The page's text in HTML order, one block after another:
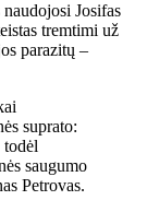
Josifas
tremtimi už
parazitų –
suprato:
todėl
saugumo
Petrovas.